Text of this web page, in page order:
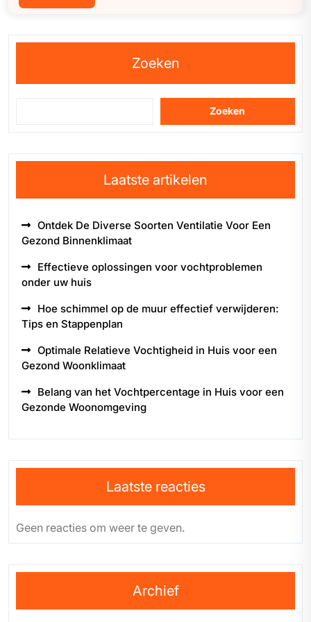
Zoeken
Zoeken
Laatste artikelen
Ontdek De Diverse Soorten Ventilatie Voor Een
Gezond Binnenklimaat
Effectieve oplossingen voor vochtproblemen
onder uw huis
Hoe schimmel op de muur effectief verwijderen:
Tips en Stappenplan
Optimale Relatieve Vochtigheid in Huis voor een
Gezond Woonklimaat
Belang van het Vochtpercentage in Huis voor een
Gezonde Woonomgeving
Laatste reacties
Geen reacties om weer te geven.
Archief